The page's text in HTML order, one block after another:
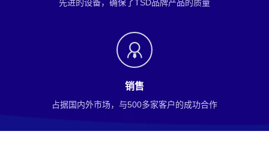
先进的设备，确保了TSD品牌产品的质量
销售
占据国内外市场，与500多家客户的成功合作